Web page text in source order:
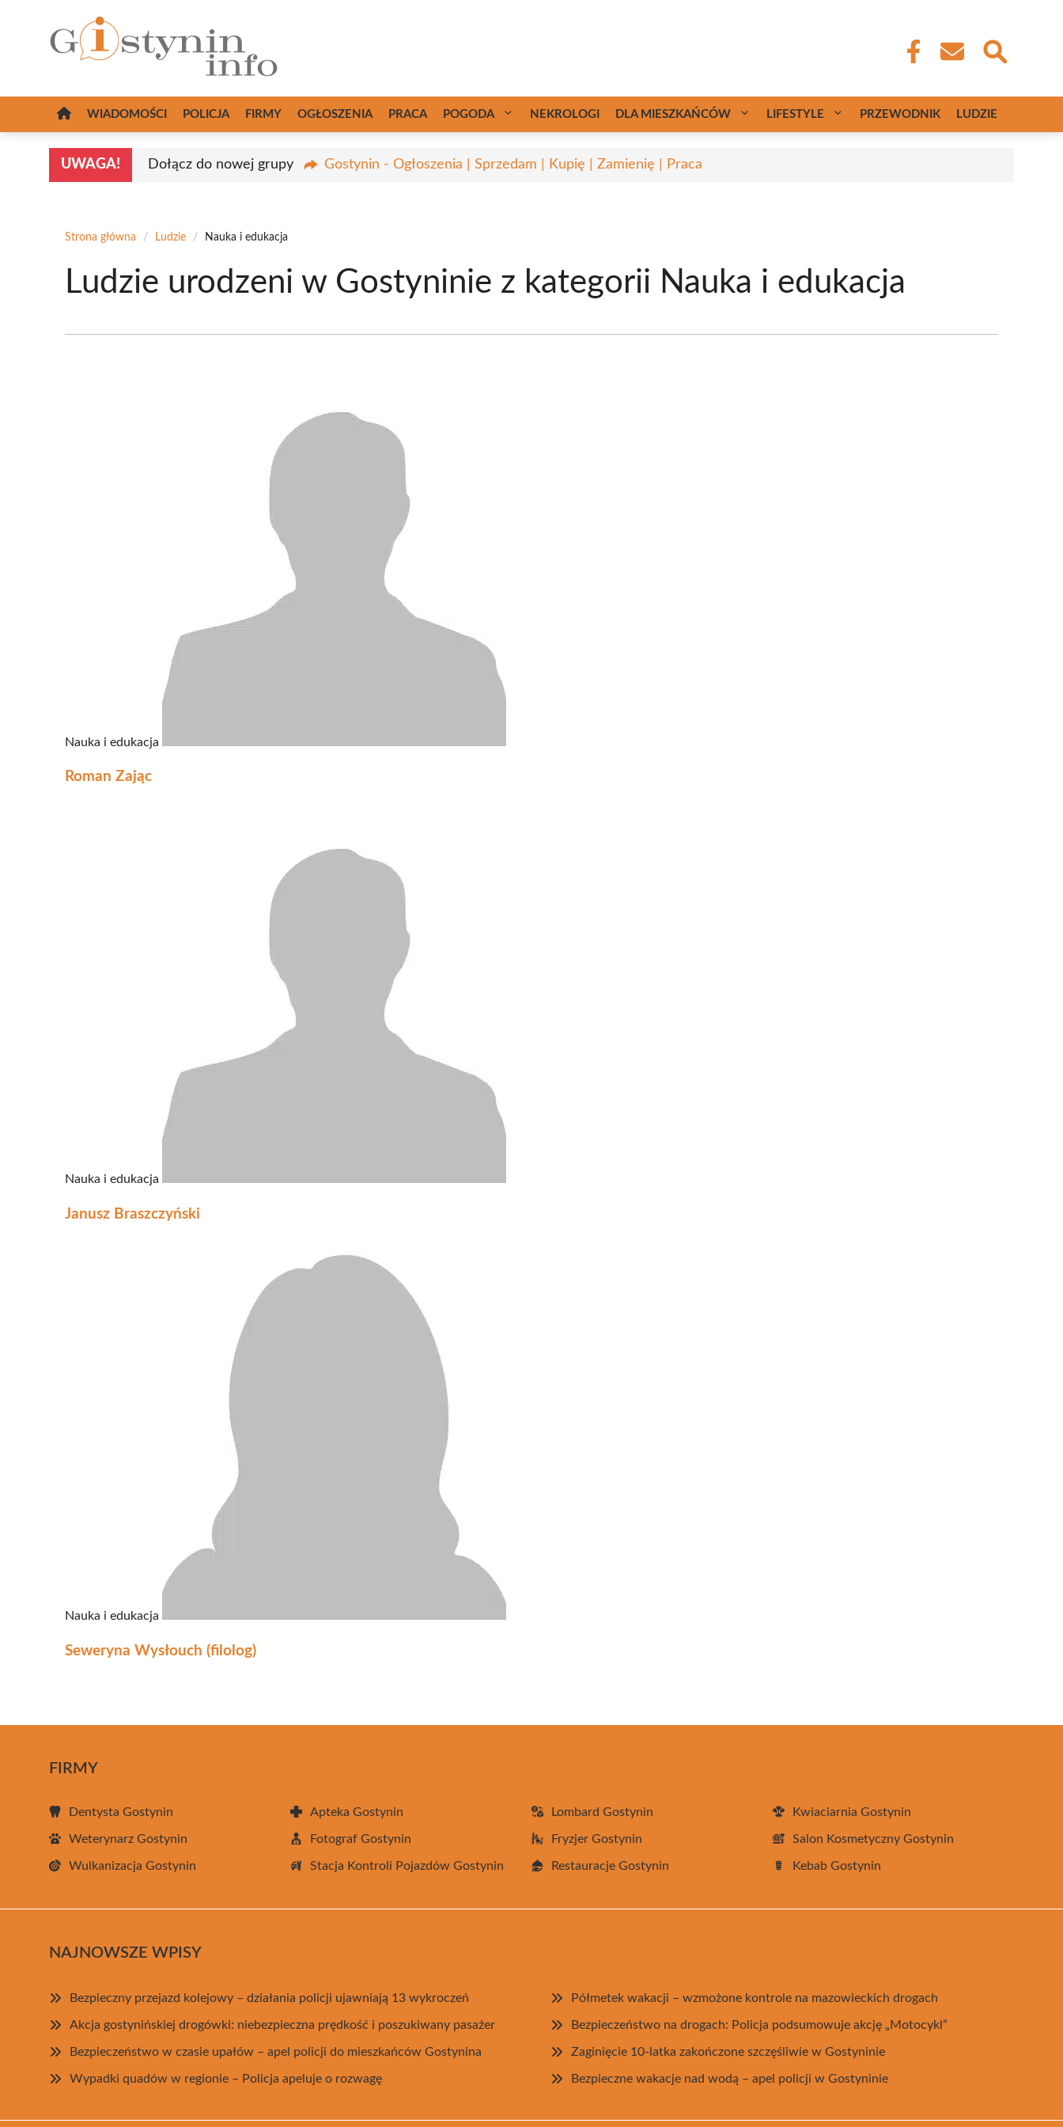
WIADOMOŚCI POLICJA FIRMY OGŁOSZENIA PRACA POGODA NEKROLOGI DLA MIESZKAŃCÓW LIFESTYLE PRZEWODNIK LUDZIE
UWAGA! Dołącz do nowej grupy Gostynin - Ogłoszenia | Sprzedam | Kupię | Zamienię | Praca
Strona główna / Ludzie / Nauka i edukacja
Ludzie urodzeni w Gostyninie z kategorii Nauka i edukacja
Nauka i edukacja
Roman Zając
Nauka i edukacja
Janusz Braszczyński
Nauka i edukacja
Seweryna Wysłouch (filolog)
FIRMY
Dentysta Gostynin Apteka Gostynin Lombard Gostynin Kwiaciarnia Gostynin
Weterynarz Gostynin Fotograf Gostynin Fryzjer Gostynin Salon Kosmetyczny Gostynin
Wulkanizacja Gostynin Stacja Kontroli Pojazdów Gostynin Restauracje Gostynin Kebab Gostynin
NAJNOWSZE WPISY
Bezpieczny przejazd kolejowy – działania policji ujawniają 13 wykroczeń Półmetek wakacji – wzmożone kontrole na mazowieckich drogach
Akcja gostynińskiej drogówki: niebezpieczna prędkość i poszukiwany pasażer Bezpieczeństwo na drogach: Policja podsumowuje akcję „Motocykl”
Bezpieczeństwo w czasie upałów – apel policji do mieszkańców Gostynina Zaginięcie 10-latka zakończone szczęśliwie w Gostyninie
Wypadki quadów w regionie – Policja apeluje o rozwagę Bezpieczne wakacje nad wodą – apel policji w Gostyninie